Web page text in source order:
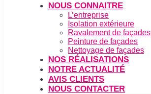
NOUS CONNAITRE
L’entreprise
Isolation extérieure
Ravalement de façades
Peinture de façades
Nettoyage de façades
NOS RÉALISATIONS
NOTRE ACTUALITÉ
AVIS CLIENTS
NOUS CONTACTER